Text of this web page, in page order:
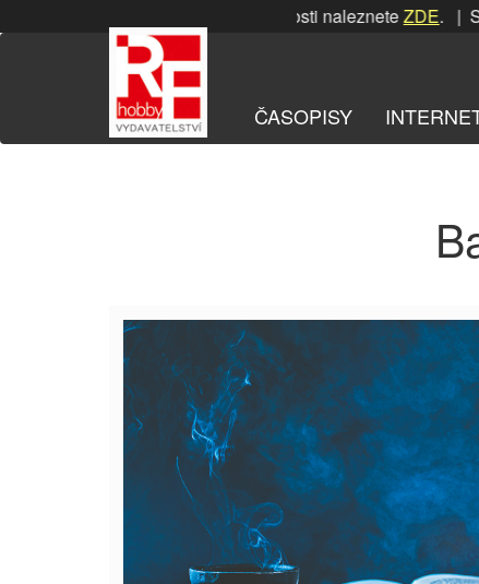
na
SRPNOVÁ soutěž! Podrobnosti nalezneteZDE. |
ČASOPISY